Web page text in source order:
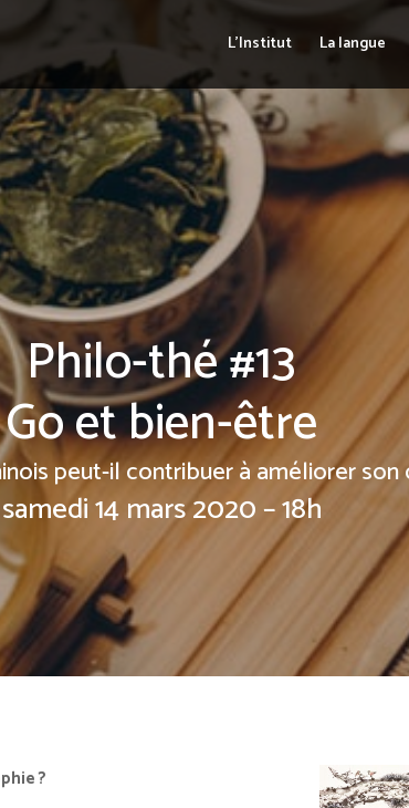
L’Institut La langue
Philo-thé #13
Go et bien-être
peut-il contribuer à améliorer son
samedi 14 mars 2020 – 18h
?